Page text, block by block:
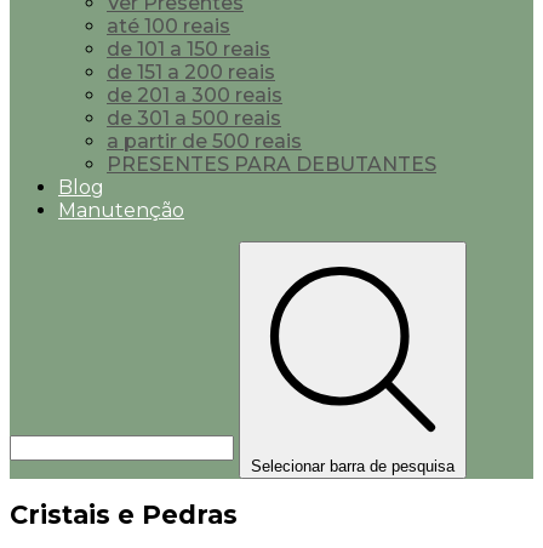
até 100 reais
de 101 a 150 reais
de 151 a 200 reais
de 201 a 300 reais
de 301 a 500 reais
a partir de 500 reais
PRESENTES PARA DEBUTANTES
Blog
Manutenção
Selecionar barra de pesquisa
Cristais e Pedras